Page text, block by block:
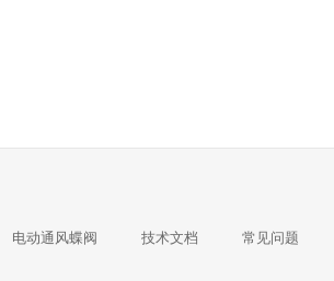
电动通风蝶阀 技术文档 常见问题